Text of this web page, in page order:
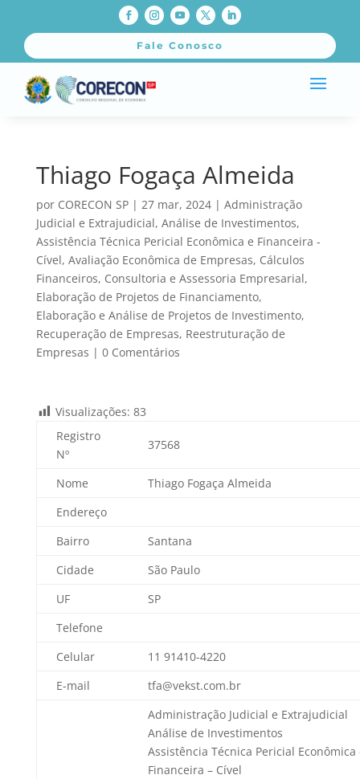
Fale Conosco
Thiago Fogaça Almeida
por CORECON SP| 27 mar, 2024| Administração
Judicial e Extrajudicial, Análise de Investimentos,
Assistência Técnica Pericial Econômica e Financeira -
Cível, Avaliação Econômica de Empresas, Cálculos
Financeiros, Consultoria e Assessoria Empresarial,
Elaboração de Projetos de Financiamento,
Elaboração e Análise de Projetos de Investimento,
Recuperação de Empresas, Reestruturação de
Empresas | 0 Comentários
Visualizações: 83
Registro
Nº
37568
Nome
Thiago Fogaça Almeida
Endereço
Bairro
Santana
Cidade
São Paulo
UF
SP
Telefone
Celular
11 91410-4220
E-mail
tfa@vekst.com.br
Administração Judicial e Extrajudicial
Análise de Investimentos
Assistência Técnica Pericial Econômica
Financeira – Cível